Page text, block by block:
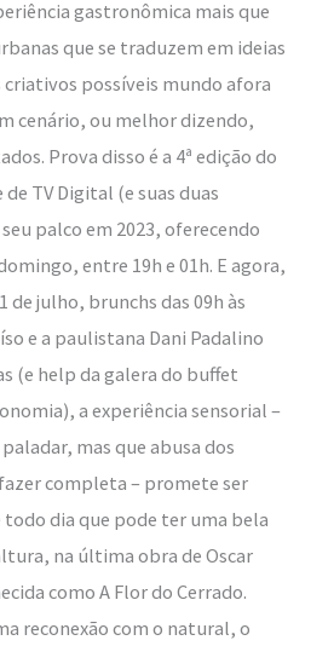
gastronômica mais que
que se traduzem em ideias
possíveis mundo afora
cenário, ou melhor dizendo,
Prova disso é a 4ª edição do
TV Digital (e suas duas
palco em 2023, oferecendo
entre 19h e 01h. E agora,
julho, brunchs das 09h às
e a paulistana Dani Padalino
(e help da galera do buffet
a experiência sensorial –
mas que abusa dos
completa – promete ser
dia que pode ter uma bela
na última obra de Oscar
como A Flor do Cerrado.
reconexão com o natural, o